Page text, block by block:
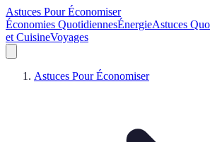
Astuces Pour Économiser
Économies QuotidiennesÉnergieAstuces
et CuisineVoyages
Astuces Pour Économiser